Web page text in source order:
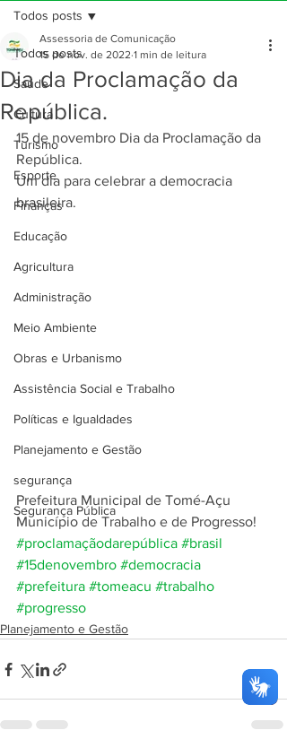
Todos posts
Saúde
Cultura
Turismo
Esporte
Finanças
Educação
Agricultura
Administração
Meio Ambiente
Obras e Urbanismo
Assistência Social e Trabalho
Políticas e Igualdades
Planejamento e Gestão
segurança
Segurança Pública
Todos posts
Dia da Proclamação da
República.
Assessoria de Comunicação
15 de nov. de 2022 1 min de leitura
15 de novembro Dia da Proclamação da
República.
Um dia para celebrar a democracia
brasileira.
Prefeitura Municipal de Tomé-Açu
Município de Trabalho e de Progresso!
#proclamaçãodarepública #brasil
#15denovembro #democracia
#prefeitura #tomeacu #trabalho
#progresso
Planejamento e Gestão